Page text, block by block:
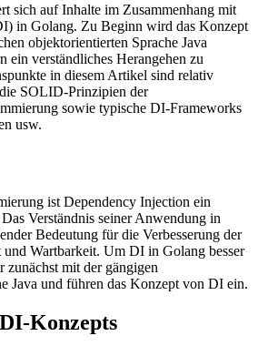
sich auf Inhalte im Zusammenhang mit
in Golang. Zu Beginn wird das Konzept
objektorientierten Sprache Java
ein verständliches Herangehen zu
in diesem Artikel sind relativ
SOLID-Prinzipien der
sowie typische DI-Frameworks
usw.
ist Dependency Injection ein
Verständnis seiner Anwendung in
Bedeutung für die Verbesserung der
und Wartbarkeit. Um DI in Golang besser
zunächst mit der gängigen
Java und führen das Konzept von DI ein.
Konzepts